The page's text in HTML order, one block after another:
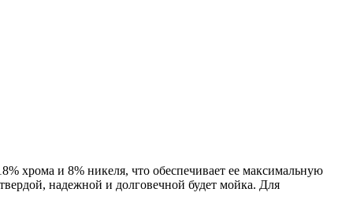
хрома и 8% никеля, что обеспечивает ее максимальную
надежной и долговечной будет мойка. Для